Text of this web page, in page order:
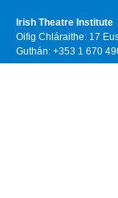
Irish Theatre Institute
Oifig Chláraithe: 17
Guthán: +353 1 670